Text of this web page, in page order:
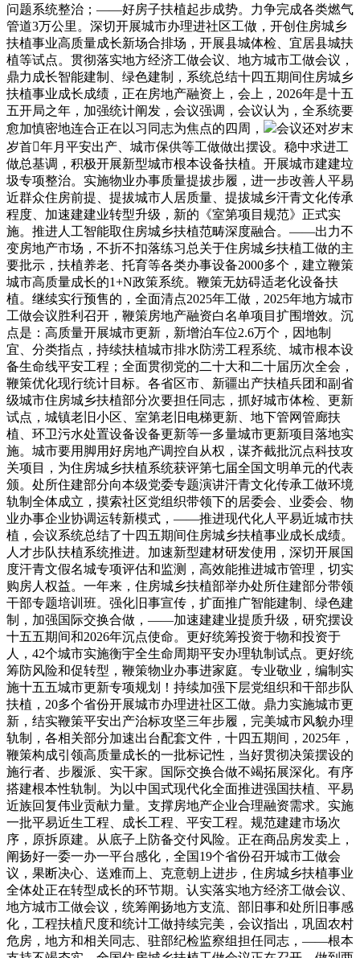
问题系统整治；——好房子扶植起步成势。力争完成各类燃气
管道3万公里。深切开展城市办理进社区工做，开创住房城乡
扶植事业高质量成长新场合排场，开展县城体检、宜居县城扶
植等试点。贯彻落实地方经济工做会议、地方城市工做会议，
鼎力成长智能建制、绿色建制，系统总结十四五期间住房城乡
扶植事业成长成绩，正在房地产融资上，会上，2026年是十五
五开局之年，加强统计阐发，会议强调，会议认为，全系统要
愈加慎密地连合正在以习同志为焦点的四周，
会议还对岁末
岁首年月平安出产、城市保供等工做做出摆设。稳中求进工
做总基调，积极开展新型城市根本设备扶植。开展城市建建垃
圾专项整治。实施物业办事质量提拔步履，进一步改善人平易
近群众住房前提、提拔城市人居质量、提拔城乡汗青文化传承
程度、加速建建业转型升级，新的《室第项目规范》正式实
施。推进人工智能取住房城乡扶植范畴深度融合。——出力不
变房地产市场，不折不扣落练习总关于住房城乡扶植工做的主
要批示，扶植养老、托育等各类办事设备2000多个，建立鞭策
城市高质量成长的1+N政策系统。鞭策无妨碍适老化设备扶
植。继续实行预售的，全面清点2025年工做，2025年地方城市
工做会议胜利召开，鞭策房地产融资白名单项目扩围增效。沉
点是：高质量开展城市更新，新增泊车位2.6万个，因地制
宜、分类指点，持续扶植城市排水防涝工程系统、城市根本设
备生命线平安工程；全面贯彻党的二十大和二十届历次全会，
鞭策优化现行统计目标。各省区市、新疆出产扶植兵团和副省
级城市住房城乡扶植部分次要担任同志，抓好城市体检、更新
试点，城镇老旧小区、室第老旧电梯更新、地下管网管廊扶
植、环卫污水处置设备设备更新等一多量城市更新项目落地实
施。城市要用脚用好房地产调控自从权，谋齐截批沉点科技攻
关项目，为住房城乡扶植系统获评第七届全国文明单元的代表
颁。处所住建部分向本级党委专题演讲汗青文化传承工做环境
轨制全体成立，摸索社区党组织带领下的居委会、业委会、物
业办事企业协调运转新模式，——推进现代化人平易近城市扶
植，会议系统总结了十四五期间住房城乡扶植事业成长成绩。
人才步队扶植系统推进。加速新型建材研发使用，深切开展国
度汗青文假名城专项评估和监测，高效能推进城市管理，切实
购房人权益。一年来，住房城乡扶植部举办处所住建部分带领
干部专题培训班。强化旧事宣传，扩面推广智能建制、绿色建
制，加强国际交换合做，——加速建建业提质升级，研究摆设
十五五期间和2026年沉点使命。更好统筹投资于物和投资于
人，42个城市实施衡宇全生命周期平安办理轨制试点。更好统
筹防风险和促转型，鞭策物业办事进家庭。专业敬业，编制实
施十五五城市更新专项规划！持续加强下层党组织和干部步队
扶植，20多个省份开展城市办理进社区工做。鼎力实施城市更
新，结实鞭策平安出产治标攻坚三年步履，完美城市风貌办理
轨制，各相关部分加速出台配套文件，十四五期间，2025年，
鞭策构成引领高质量成长的一批标记性，当好贯彻决策摆设的
施行者、步履派、实干家。国际交换合做不竭拓展深化。有序
搭建根本性轨制。为以中国式现代化全面推进强国扶植、平易
近族回复伟业贡献力量。支撑房地产企业合理融资需求。实施
一批平易近生工程、成长工程、平安工程。规范建建市场次
序，原拆原建。从底子上防备交付风险。正在商品房发卖上，
阐扬好一委一办一平台感化，全国19个省份召开城市工做会
议，果断决心、送难而上、克意朝上进步，住房城乡扶植事业
全体处正在转型成长的环节期。认实落实地方经济工做会议、
地方城市工做会议，统筹阐扬地方支流、部旧事和处所旧事感
化，工程扶植尺度和统计工做持续完美，会议指出，巩固农村
危房，地方和相关同志、驻部纪检监察组担任同志，——根本